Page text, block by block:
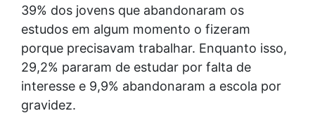
39% dos jovens que abandonaram os
estudos em algum momento o fizeram
porque precisavam trabalhar. Enquanto isso,
29,2% pararam de estudar por falta de
interesse e 9,9% abandonaram a escola por
gravidez.